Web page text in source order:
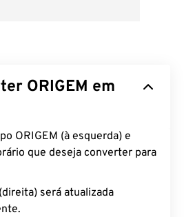
ORIGEM em
ORIGEM (à esquerda) e
que deseja converter para
será atualizada